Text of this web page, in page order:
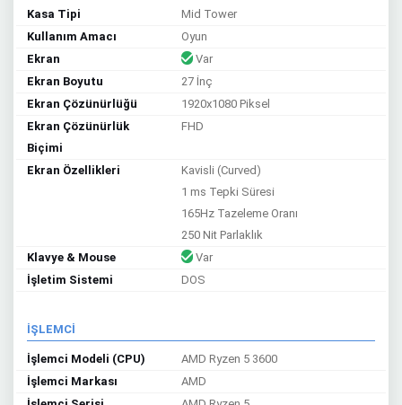
Kasa Tipi
Mid Tower
Kullanım Amacı
Oyun
Ekran
Var
Ekran Boyutu
27 İnç
Ekran Çözünürlüğü
1920x1080 Piksel
Ekran Çözünürlük
Biçimi
FHD
Ekran Özellikleri
Kavisli (Curved)
1 ms Tepki Süresi
165Hz Tazeleme Oranı
250 Nit Parlaklık
Klavye & Mouse
Var
İşletim Sistemi
DOS
İŞLEMCİ
İşlemci Modeli (CPU)
AMD Ryzen 5 3600
İşlemci Markası
AMD